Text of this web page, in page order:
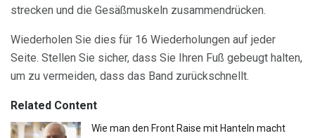
strecken und die Gesäßmuskeln zusammendrücken.
Wiederholen Sie dies für 16 Wiederholungen auf jeder
Seite. Stellen Sie sicher, dass Sie Ihren Fuß gebeugt halten,
um zu vermeiden, dass das Band zurückschnellt.
Related Content
Wie man den Front Raise mit Hanteln macht